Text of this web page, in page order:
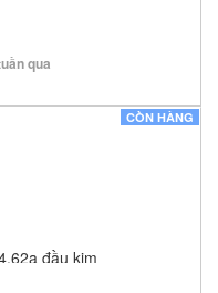
qua
CÒN HÀNG